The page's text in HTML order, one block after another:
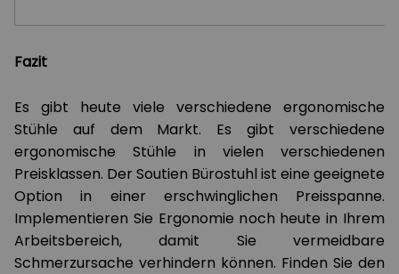
Fazit
Es gibt heute viele verschiedene ergonomische
Stühle auf dem Markt. Es gibt verschiedene
ergonomische Stühle in vielen verschiedenen
Preisklassen. Der Soutien Bürostuhl ist eine geeignete
Option in einer erschwinglichen Preisspanne.
Implementieren Sie Ergonomie noch heute in Ihrem
Arbeitsbereich, damit Sie vermeidbare
Schmerzursache verhindern können. Finden Sie den